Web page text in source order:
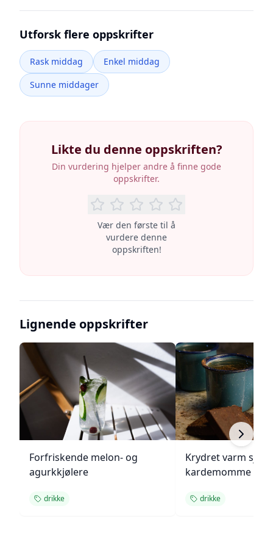
Utforsk flere oppskrifter
Rask middag
Enkel middag
Sunne middager
Likte du denne oppskriften?
Din vurdering hjelper andre å finne gode
oppskrifter.
Vær den første til å
vurdere denne
oppskriften!
Lignende oppskrifter
Forfriskende melon- og
agurkkjølere
drikke
Krydret varm
kardemomme
drikke